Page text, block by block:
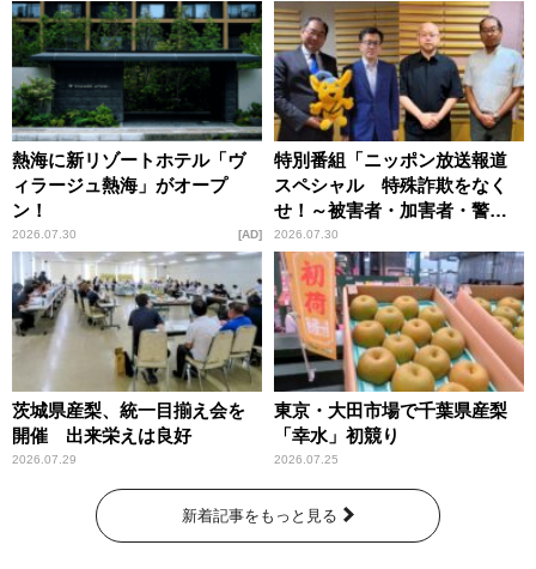
熱海に新リゾートホテル「ヴ
ィラージュ熱海」がオープ
ン！
2026.07.30 AD
特別番組「ニッポン放送報道
スペシャル 特殊詐欺をなく
せ！～被害者・加害者・警視
庁が語るトクリュウの実態
～」放送
2026.07.30
茨城県産梨、統一目揃え会を
開催 出来栄えは良好
2026.07.29
東京・大田市場で千葉県産梨
「幸水」初競り
2026.07.25
新着記事をもっと見る